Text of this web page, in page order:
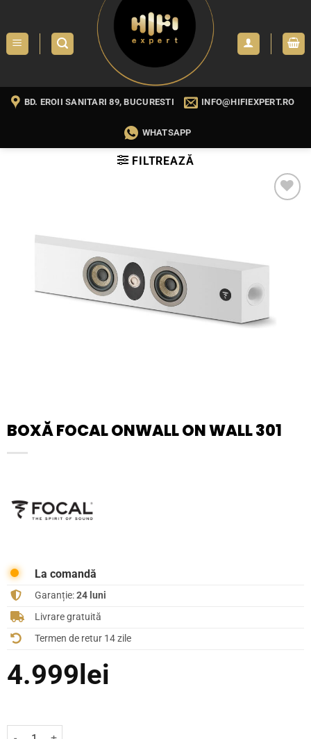
content
BD. EROII SANITARI 89, BUCURESTI INFO@HIFIEXPERT.RO
WHATSAPP
FILTREAZĂ
BOXĂ FOCAL ONWALL ON WALL 301
La comandă
Garanție:24 luni
Livrare gratuită
Termen de retur 14 zile
4.999lei
Cantitate Boxă Focal OnWall ON WALL 301